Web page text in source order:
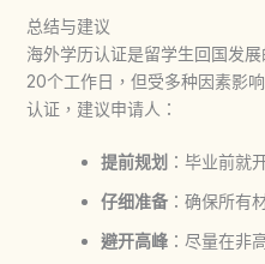
总结与建议
海外学历认证是留学生回国发
20个工作日，但受多种因素影
认证，建议申请人：
提前规划 ：毕业前就
仔细准备：确保所有
避开高峰：尽量在非